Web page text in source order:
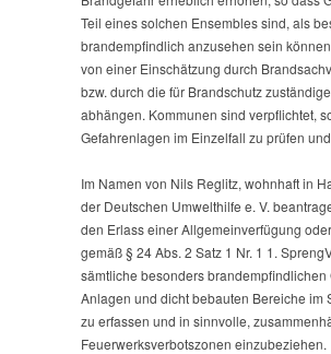
Teil eines solchen Ensembles sind, als
brandempfindlich anzusehen sein
von einer Einschätzung durch
bzw. durch die für Brandschutz
abhängen. Kommunen sind verpflichtet,
Gefahrenlagen im Einzelfall zu prüfen
Im Namen von Nils Reglitz, wohnhaft in
der Deutschen Umwelthilfe e. V.
den Erlass einer Allgemeinverfügung
gemäß § 24 Abs. 2 Satz 1 Nr. 1 1.
sämtliche besonders brandempfindlichen
Anlagen und dicht bebauten Bereiche im
zu erfassen und in sinnvolle,
Feuerwerksverbotszonen einzubeziehen.